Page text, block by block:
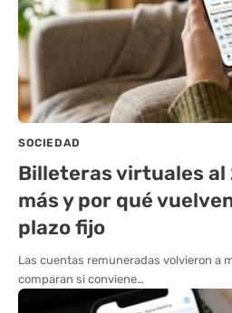
SOCIEDAD
Billeteras virtuales al
más y por qué
plazo fijo
Las cuentas remuneradas volvieron a
comparan si conviene…